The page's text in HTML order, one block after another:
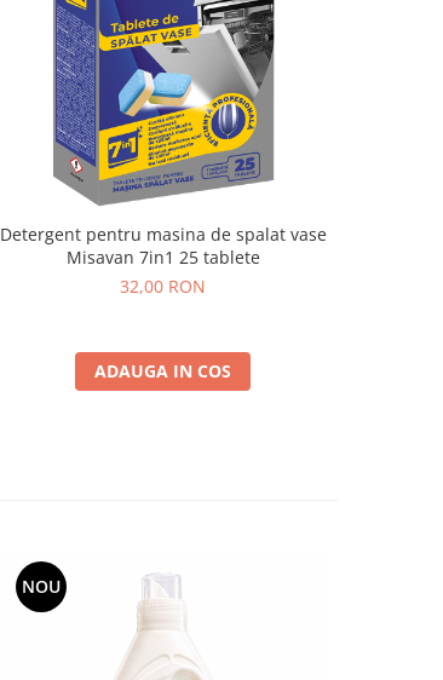
Detergent pentru masina de spalat vase
Misavan 7in1 25 tablete
32,00 RON
ADAUGA IN COS
NOU